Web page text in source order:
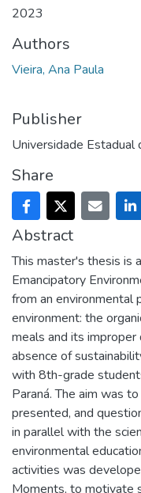
2023
Authors
Vieira, Ana Paula
Publisher
Universidade Estadual
Share
Abstract
This master's thesis is
Emancipatory
from an environmental
environment: the
meals and its improper
absence of
with 8th-grade
Paraná. The aim was
presented, and
in parallel with the
environmental
activities was
Moments, to motivate